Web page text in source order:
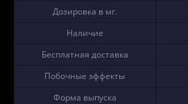
Дозировка в мг.
Наличие
Бесплатная доставка
Побочные эффекты
Форма выпуска